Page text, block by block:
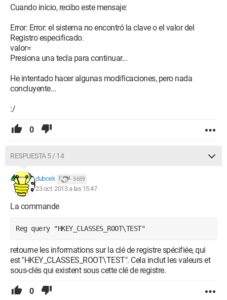
Cuando inicio, recibo este mensaje:
Error: Error: el sistema no encontró la clave o el valor del
Registro especificado.
valor=
Presiona una tecla para continuar...
He intentado hacer algunas modificaciones, pero nada
concluyente...
:/
0
RESPUESTA 5 / 14
dubcek 5 659
23 oct. 2013 a las 15:47
La commande
Reg query "HKEY_CLASSES_ROOT\TEST"
retourne les informations sur la clé de registre spécifiée, qui
est "HKEY_CLASSES_ROOT\TEST". Cela inclut les valeurs et
sous-clés qui existent sous cette clé de registre.
0